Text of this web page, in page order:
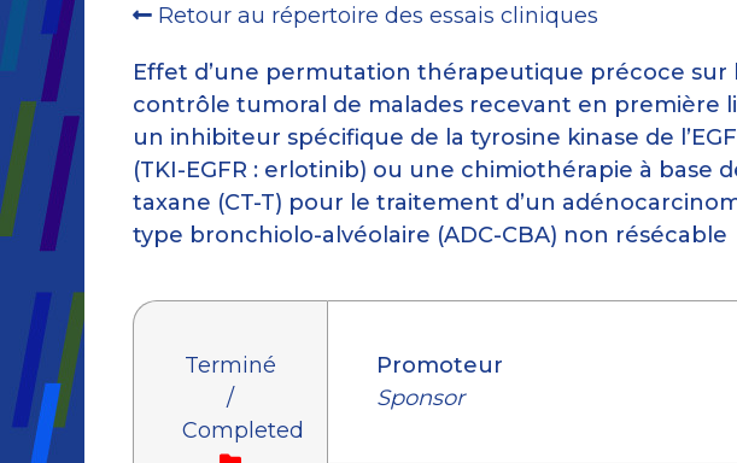
Retour au répertoire des essais cliniques
Effet d’une permutation thérapeutique précoce sur
contrôle tumoral de malades recevant en première
un inhibiteur spécifique de la tyrosine kinase de
(TKI-EGFR : erlotinib) ou une chimiothérapie à base
taxane (CT-T) pour le traitement d’un
type bronchiolo-alvéolaire (ADC-CBA) non résécable
Terminé
/
Completed
Promoteur
Sponsor